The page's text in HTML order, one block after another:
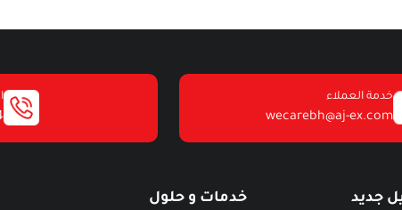
خدمة العملاء
wecarebh@aj-ex.com
جديد خدمات و حلول